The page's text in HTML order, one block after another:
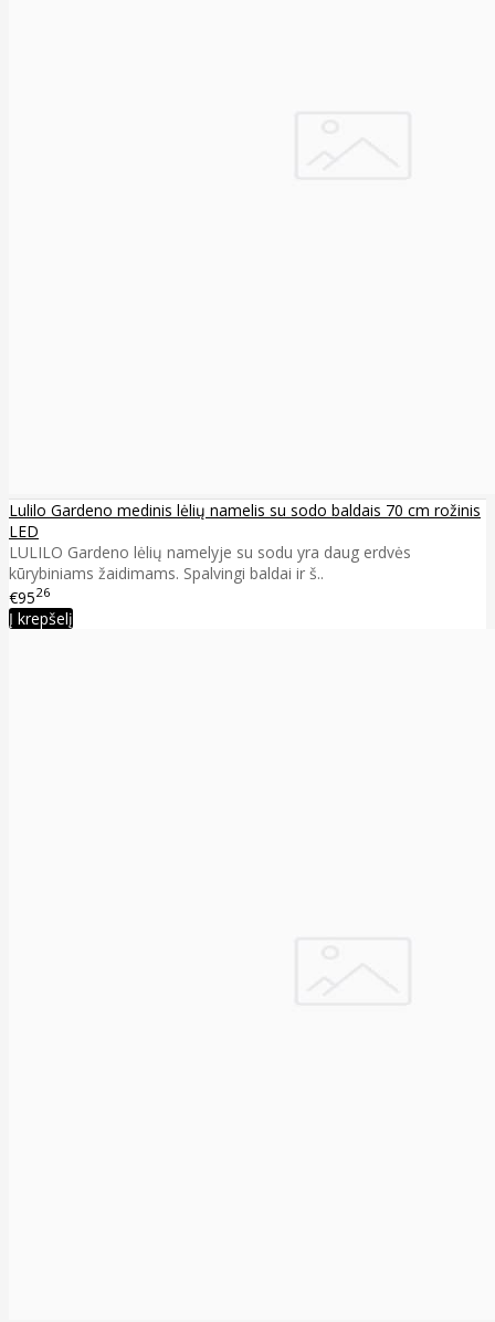
Lulilo Gardeno medinis lėlių namelis su sodo baldais 70 cm rožinis
LED
LULILO Gardeno lėlių namelyje su sodu yra daug erdvės
kūrybiniams žaidimams. Spalvingi baldai ir š..
€9526
Į krepšelį